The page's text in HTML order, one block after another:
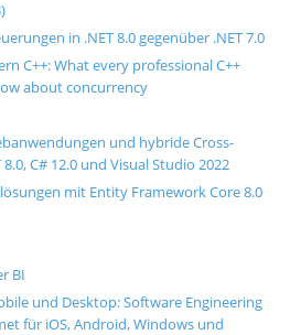
in .NET 8.0 gegenüber .NET 7.0
C++: What every professional C++
about concurrency
und hybride Cross-
C# 12.0 und Visual Studio 2022
mit Entity Framework Core 8.0
BI
und Desktop: Software Engineering
für iOS, Android, Windows und